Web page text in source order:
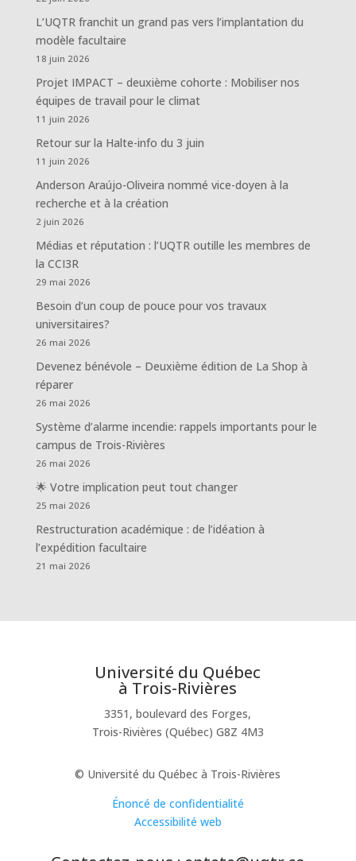
L’UQTR franchit un grand pas vers l’implantation du
modèle facultaire
18 juin 2026
Projet IMPACT – deuxième cohorte : Mobiliser nos
équipes de travail pour le climat
11 juin 2026
Retour sur la Halte-info du 3 juin
11 juin 2026
Anderson Araújo-Oliveira nommé vice-doyen à la
recherche et à la création
2 juin 2026
Médias et réputation : l’UQTR outille les membres de
la CCI3R
29 mai 2026
Besoin d’un coup de pouce pour vos travaux
universitaires?
26 mai 2026
Devenez bénévole – Deuxième édition de La Shop à
réparer
26 mai 2026
Système d’alarme incendie: rappels importants pour le
campus de Trois-Rivières
26 mai 2026
🌟 Votre implication peut tout changer
25 mai 2026
Restructuration académique : de l’idéation à
l’expédition facultaire
21 mai 2026
Université du Québec
à Trois-Rivières
3351, boulevard des Forges,
Trois-Rivières (Québec) G8Z 4M3
© Université du Québec à Trois-Rivières
Énoncé de confidentialité
Accessibilité web